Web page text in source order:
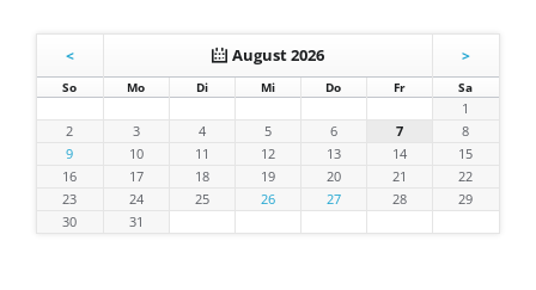
< August 2026 >
Sonntag Montag Dienstag Mittwoch DonnerstagFreitag Samstag
1
2
3 4 5 6 7
8
9
10 11 12 13 14
15
16
17 18 19 20 21
22
23
24 25 26 27 28
29
30
31